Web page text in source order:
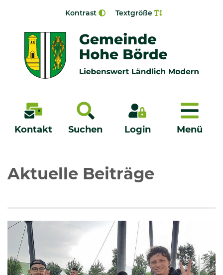
Kontrast Textgröße
Kontakt Suchen Login Menü
Menü
Neuigkeiten
Kommunalpolitik
Aktuelle Beiträge